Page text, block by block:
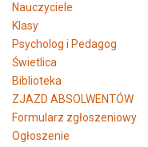
Nauczyciele
Klasy
Psycholog i Pedagog
Świetlica
Biblioteka
ZJAZD ABSOLWENTÓW
Formularz zgłoszeniowy
Ogłoszenie